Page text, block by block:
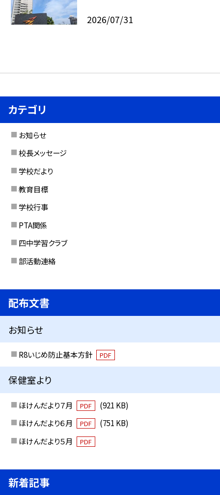
2026/07/31
カテゴリ
お知らせ
校長メッセージ
学校だより
教育目標
学校行事
PTA関係
四中学習クラブ
部活動連絡
配布文書
お知らせ
R8いじめ防止基本方針 PDF
保健室より
ほけんだより７月 PDF
(921 KB)
ほけんだより６月
PDF
(751 KB)
ほけんだより５月
PDF
新着記事